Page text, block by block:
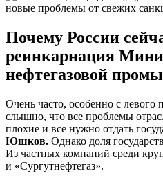
Почему России
реинкарнация
нефтегазовой
Очень часто, особенно с левого
слышно, что все проблемы
плохие и все нужно отдать
Юшков. Однако доля
Из частных компаний среди
и «Сургутнефтегаз».